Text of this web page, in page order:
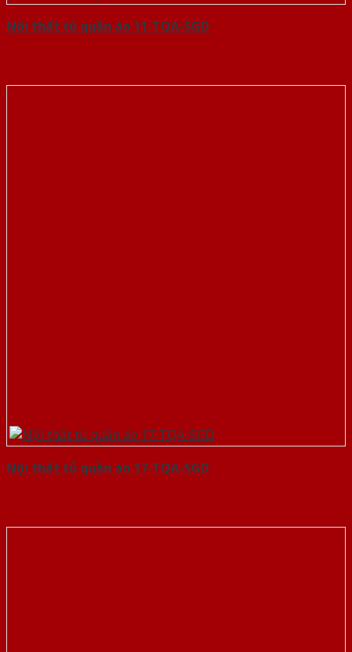
Nội thất tủ quần áo 11-TQA-SGD
Nội thất tủ quần áo 17-TQA-SGD